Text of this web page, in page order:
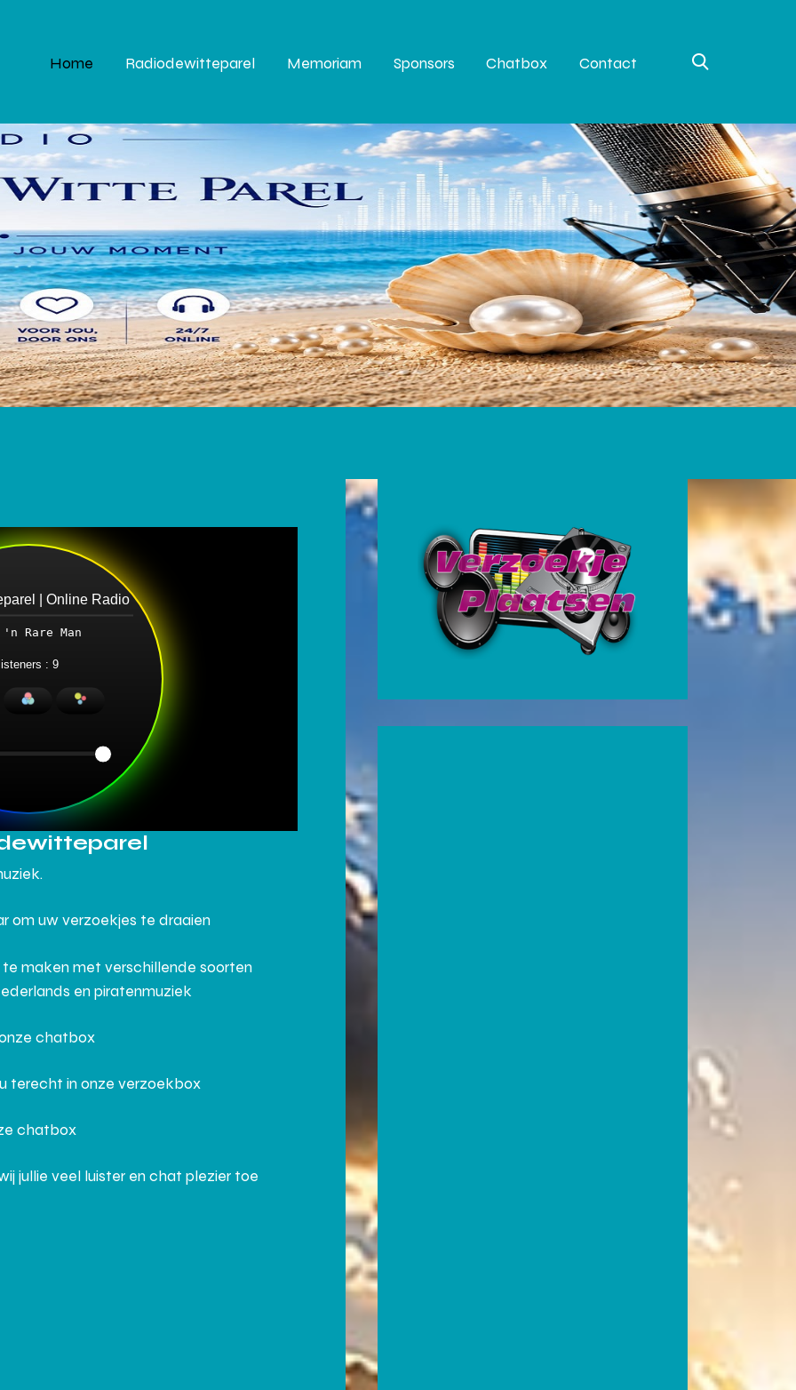
Home Radiodewitteparel Memoriam Sponsors Chatbox Contact
om uw verzoekjes te draaien
maken met verschillende soorten
en piratenmuziek
chatbox
terecht in onze verzoekbox
chatbox
jullie veel luister en chat plezier toe